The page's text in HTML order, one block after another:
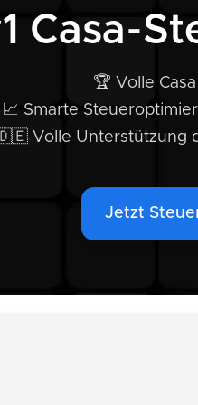
Casa-
🏆 Volle
📈 Smarte
Volle Unterstützung
Jetzt